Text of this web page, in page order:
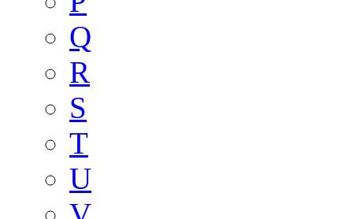
Q
R
S
T
U